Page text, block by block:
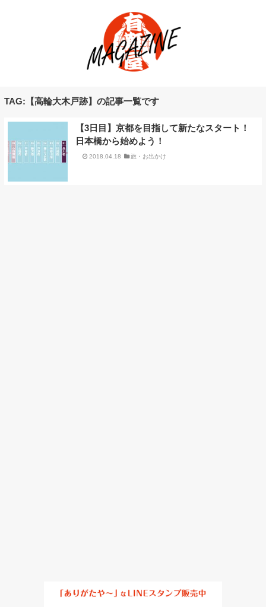
TAG:【高輪大木戸跡】の記事一覧です
【3日目】京都を目指して新たなスタート！
日本橋から始めよう！
2018.04.18 旅・お出かけ